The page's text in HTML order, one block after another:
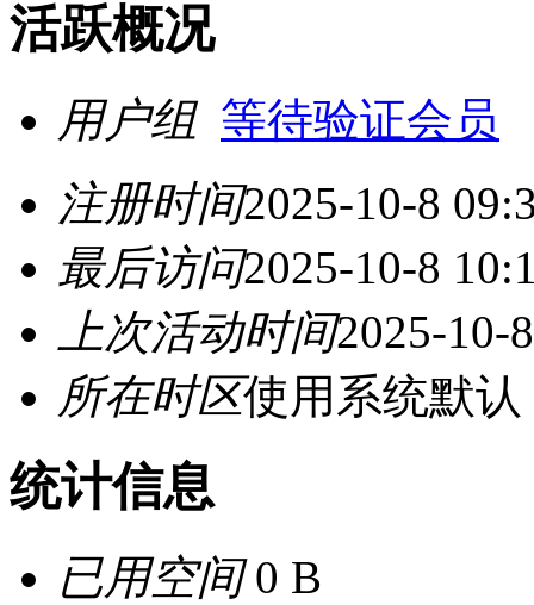
活跃概况
用户组 等待验证会员
注册时间2025-10-8
最后访问2025-10-8
上次活动时间2025-10-
所在时区使用系统默认
统计信息
已用空间0 B